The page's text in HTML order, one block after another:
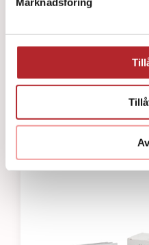
Pocketmask för barn